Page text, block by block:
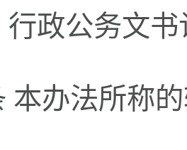
行政公务文
本办法所称